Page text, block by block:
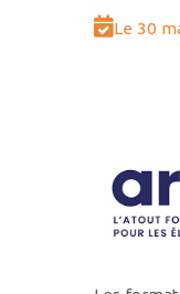
Le 30